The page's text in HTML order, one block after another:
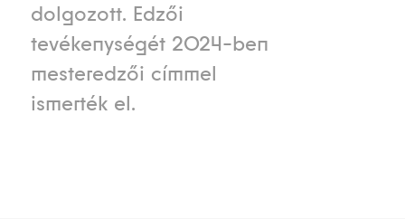
dolgozott. Edzői
tevékenységét 2024-ben
mesteredzői címmel
ismerték el.